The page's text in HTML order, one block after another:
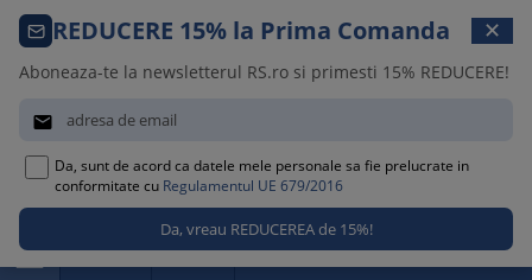
Comanda telefonica · 021 209 45 12

 Promotii Noutati Reduceri
REDUCERE 15% la Prima Comanda ✕
Aboneaza-te la newsletterul RS.ro si primesti 15% REDUCERE!

Da, sunt de acord ca datele mele personale sa fie prelucrate in
conformitate cu Regulamentul UE 679/2016